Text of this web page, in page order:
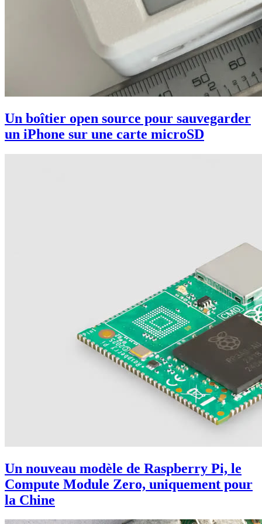
Un boîtier open source pour sauvegarder
un iPhone sur une carte microSD
Un nouveau modèle de Raspberry Pi, le
Compute Module Zero, uniquement pour
la Chine